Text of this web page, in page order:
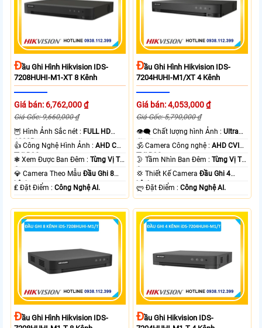
ĐẦu Ghi Hình Hikvision IDS-
7208HUHI-M1-XT 8 Kênh
Giá bán: 6,762,000 ₫
Giá Gốc: 9,660,000 ₫
🦉 Hình Ảnh Sắc nét : FULL HD
1080P .
👍 Công Nghệ Hình Ảnh :AHD CVI
TVI BCS.
❃ Xem Được Ban Đêm :Từng Vị Trí
Camera .
💎 Camera Theo MẫuĐầu Ghi 8
kênh.
️₤ Đặt Điểm :Công Nghệ AI.
ĐẦu Ghi Hình Hikvision IDS-
7204HUHI-M1/XT 4 Kênh
Giá bán: 4,053,000 ₫
Giá Gốc: 5,790,000 ₫
👁️‍🗨 Chất lượng hình Ảnh :Ultra
4k 👍🏾 .
🕉️ Camera Công nghệ :AHD CVI
TVI BCS.
🌛 Tầm Nhìn Ban Đêm :Từng Vị Trí
Camera .
💢 Thiết Kế CameraĐầu Ghi 4
kênh.
️ლ Đặt Điểm :Công Nghệ AI.
ĐẦu Ghi Hình Hikvision IDS-
ĐẦu Ghi Hikvision IDS-